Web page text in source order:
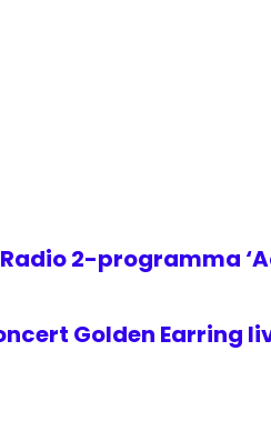
2-programma
Golden Earring